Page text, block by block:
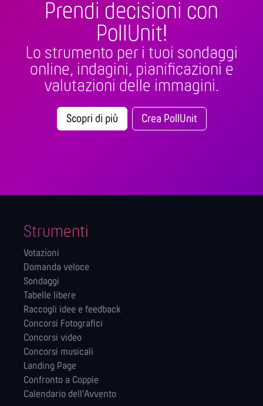
Prendi decisioni con
PollUnit!
Lo strumento per i tuoi sondaggi
online, indagini, pianificazioni e
valutazioni delle immagini.
Scopri di più Crea PollUnit
Strumenti
Votazioni
Domanda veloce
Sondaggi
Tabelle libere
Raccogli idee e feedback
Concorsi Fotografici
Concorsi video
Concorsi musicali
Landing Page
Confronto a Coppie
Calendario dell'Avvento